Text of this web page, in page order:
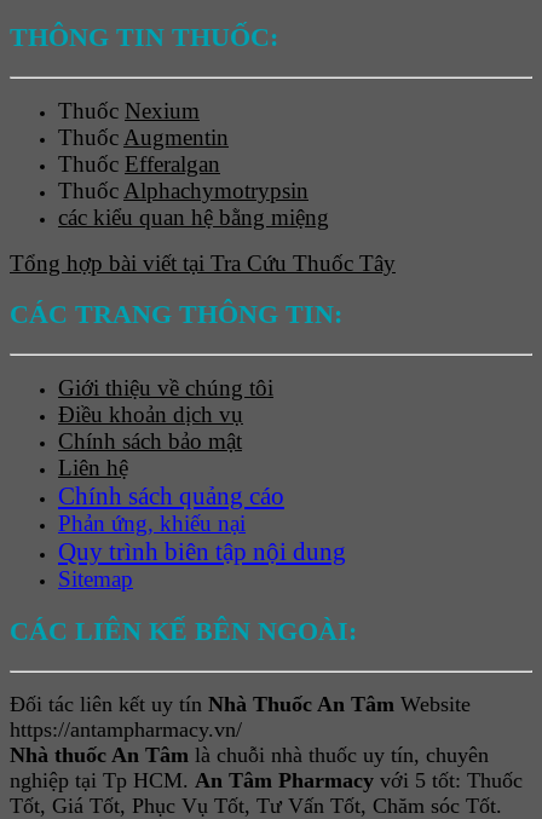
THÔNG TIN THUỐC:
Thuốc Nexium
Thuốc Augmentin
Thuốc Efferalgan
Thuốc Alphachymotrypsin
các kiểu quan hệ bằng miệng
Tổng hợp bài viết tại Tra Cứu Thuốc Tây
CÁC TRANG THÔNG TIN:
Giới thiệu về chúng tôi
Điều khoản dịch vụ
Chính sách bảo mật
Liên hệ
Chính sách quảng cáo
Phản ứng, khiếu nại
Quy trình biên tập nội dung
Sitemap
CÁC LIÊN KẾ BÊN NGOÀI:
Đối tác liên kết uy tín Nhà Thuốc An Tâm Website
https://antampharmacy.vn/
Nhà thuốc An Tâm là chuỗi nhà thuốc uy tín, chuyên
nghiệp tại Tp HCM. An Tâm Pharmacy với 5 tốt: Thuốc
Tốt, Giá Tốt, Phục Vụ Tốt, Tư Vấn Tốt, Chăm sóc Tốt.